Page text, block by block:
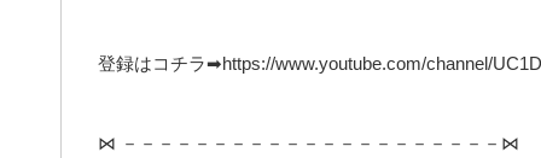
登録はコチラ➡https://www.youtube.com/channel/
⋈ －－－－－－－－－－－－－－－－－－－－－⋈